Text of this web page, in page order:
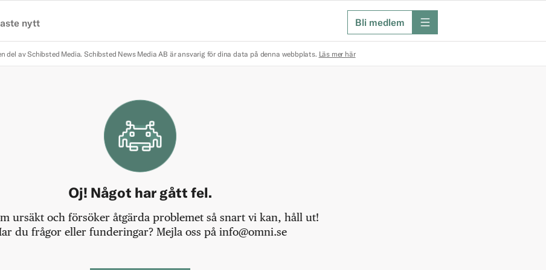
nytt Bli medlem meny
del av Schibsted Media. Schibsted News Media AB är ansvarig för dina data på denna webbplats. Läs mer här
Oj! Något har gått fel.
ursäkt och försöker åtgärda problemet så snart vi kan, håll ut!
du frågor eller funderingar? Mejla oss på info@omni.se